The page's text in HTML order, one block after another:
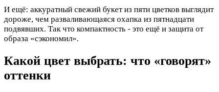
И ещё: аккуратный свежий букет из пяти цветков выглядит
дороже, чем разваливающаяся охапка из пятнадцати
подвявших. Так что компактность - это ещё и защита от
образа «сэкономил».
Какой цвет выбрать: что «говорят»
оттенки